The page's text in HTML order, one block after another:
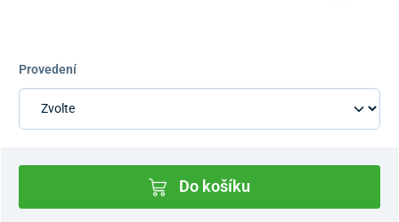
Provedení
Do košíku